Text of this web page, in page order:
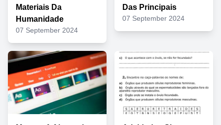
Materiais Da
Humanidade
07 September 2024
Das Principais
07 September 2024